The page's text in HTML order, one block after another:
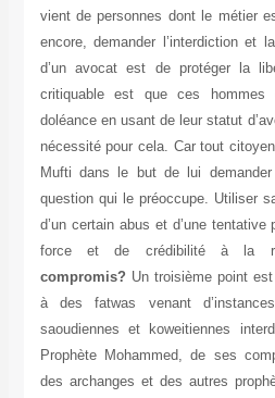
vient de personnes dont le métier
encore, demander l’interdiction et
d’un avocat est de protéger la
critiquable est que ces
doléance en usant de leur statut
nécessité pour cela. Car tout
Mufti dans le but de lui
question qui le préoccupe. Utiliser
d’un certain abus et d’une
force et de crédibilité à la
compromis? Un troisième point
à des fatwas venant
saoudiennes et koweitiennes
Prophète Mohammed, de ses
des archanges et des autres